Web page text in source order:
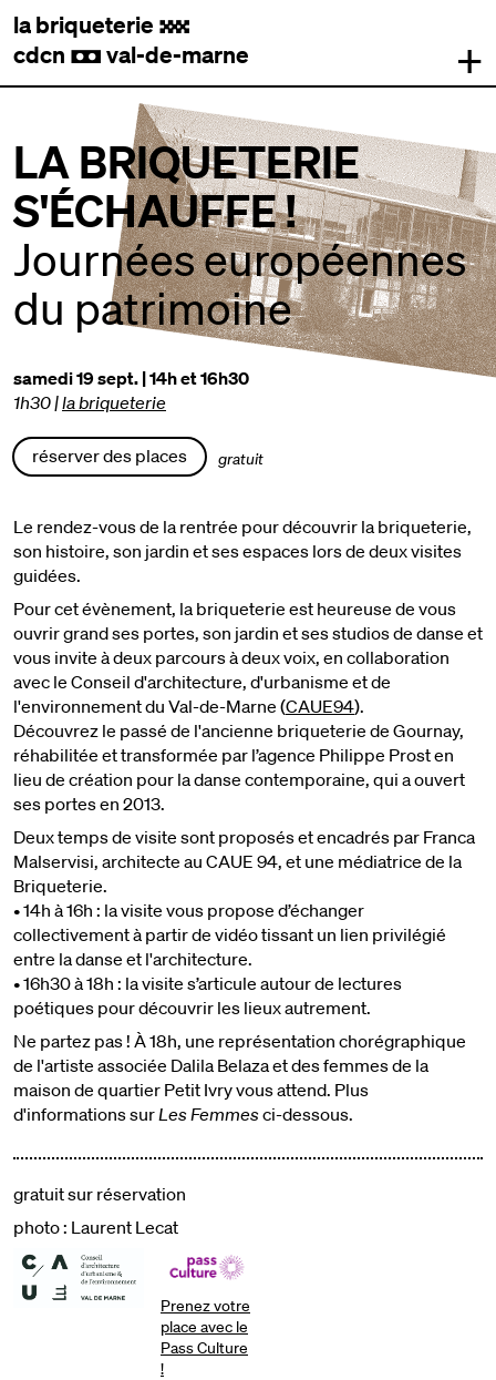
la briqueterie .
cdcn , val-de-marne +
LA BRIQUETERIE
S'ÉCHAUFFE !
Journées européennes
du patrimoine
samedi 19 sept. | 14h et 16h30
1h30|la briqueterie
réserver des places gratuit
Le rendez-vous de la rentrée pour découvrir la briqueterie,
son histoire, son jardin et ses espaces lors de deux visites
guidées.
Pour cet évènement, la briqueterie est heureuse de vous
ouvrir grand ses portes, son jardin et ses studios de danse et
vous invite à deux parcours à deux voix, en collaboration
avec le Conseil d'architecture, d'urbanisme et de
l'environnement du Val-de-Marne (CAUE94).
Découvrez le passé de l'ancienne briqueterie de Gournay,
réhabilitée et transformée par l’agence Philippe Prost en
lieu de création pour la danse contemporaine, qui a ouvert
ses portes en 2013.
Deux temps de visite sont proposés et encadrés par Franca
Malservisi, architecte au CAUE 94, et une médiatrice de la
Briqueterie.
• 14h à 16h : la visite vous propose d’échanger
collectivement à partir de vidéo tissant un lien privilégié
entre la danse et l'architecture.
• 16h30 à 18h : la visite s’articule autour de lectures
poétiques pour découvrir les lieux autrement.
Ne partez pas ! À 18h, une représentation chorégraphique
de l'artiste associée Dalila Belaza et des femmes de la
maison de quartier Petit Ivry vous attend. Plus
d'informations surLes Femmesci-dessous.
gratuit sur réservation
photo : Laurent Lecat
Prenez votre
place avec le
Pass Culture
!